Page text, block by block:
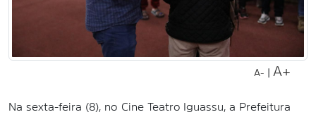
A- | A+
Na sexta-feira (8), no Cine Teatro Iguassu, a Prefeitura